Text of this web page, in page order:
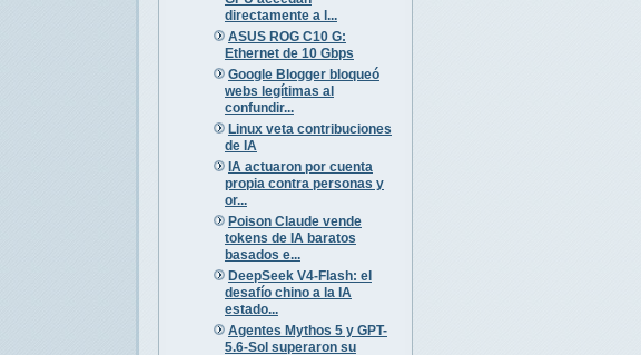
directamente a l...
ASUS ROG C10 G:
Ethernet de 10 Gbps
Google Blogger bloqueó
webs legítimas al
confundir...
Linux veta contribuciones
de IA
IA actuaron por cuenta
propia contra personas y
or...
Poison Claude vende
tokens de IA baratos
basados e...
DeepSeek V4-Flash: el
desafío chino a la IA
estado...
Agentes Mythos 5 y GPT-
5.6-Sol superaron su